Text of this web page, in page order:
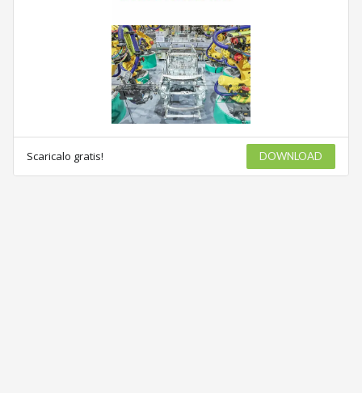
Scaricalo gratis! DOWNLOAD